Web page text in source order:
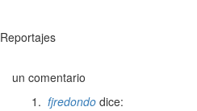
Reportajes
un comentario
fjredondo dice: